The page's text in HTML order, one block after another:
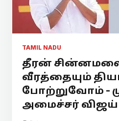
TAMIL NADU
தீரன்
வீரத்தையும்
போற்றுவோம் -
அமைச்சர் விஜய்